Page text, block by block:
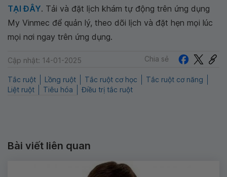
TẠI ĐÂY. Tải và đặt lịch khám tự động trên ứng dụng
My Vinmec để quản lý, theo dõi lịch và đặt hẹn mọi lúc
mọi nơi ngay trên ứng dụng.
Cập nhật: 14-01-2025 Chia sẻ
Tắc ruột Lồng ruột Tắc ruột cơ học
Tắc ruột cơ năng
Liệt ruột
Tiêu hóa Điều trị tắc ruột
Bài viết liên quan